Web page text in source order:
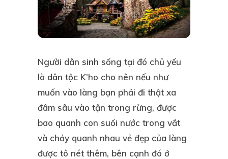
Người dân sinh sống tại đó chủ yếu
là dân tộc K’ho cho nên nếu như
muốn vào làng bạn phải đi thật xa
đâm sâu vào tận trong rừng, được
bao quanh con suối nước trong vắt
và chảy quanh nhau vẻ đẹp của làng
được tô nét thêm, bên cạnh đó ở